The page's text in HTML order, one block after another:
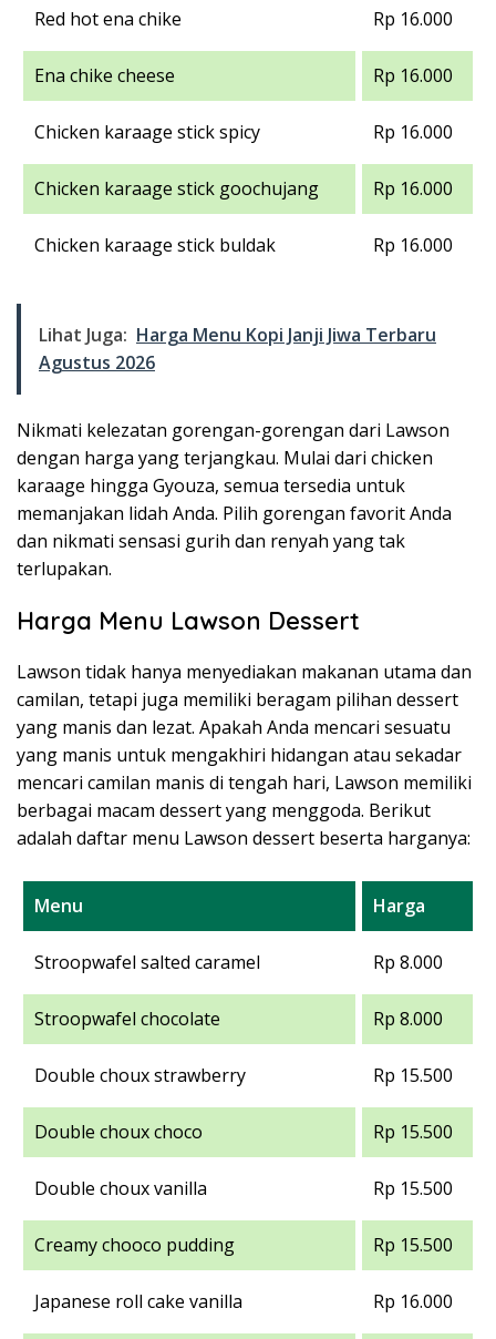
Red hot ena chike Rp 16.000
Ena chike cheese Rp 16.000
Chicken karaage stick spicy Rp 16.000
Chicken karaage stick goochujang Rp 16.000
Chicken karaage stick buldak Rp 16.000
Lihat Juga: Harga Menu Kopi Janji Jiwa Terbaru
Agustus 2026
Nikmati kelezatan gorengan-gorengan dari Lawson
dengan harga yang terjangkau. Mulai dari chicken
karaage hingga Gyouza, semua tersedia untuk
memanjakan lidah Anda. Pilih gorengan favorit Anda
dan nikmati sensasi gurih dan renyah yang tak
terlupakan.
Harga Menu Lawson Dessert
Lawson tidak hanya menyediakan makanan utama dan
camilan, tetapi juga memiliki beragam pilihan dessert
yang manis dan lezat. Apakah Anda mencari sesuatu
yang manis untuk mengakhiri hidangan atau sekadar
mencari camilan manis di tengah hari, Lawson memiliki
berbagai macam dessert yang menggoda. Berikut
adalah daftar menu Lawson dessert beserta harganya:
Menu Harga
Stroopwafel salted caramel Rp 8.000
Stroopwafel chocolate Rp 8.000
Double choux strawberry Rp 15.500
Double choux choco Rp 15.500
Double choux vanilla Rp 15.500
Creamy chooco pudding Rp 15.500
Japanese roll cake vanilla Rp 16.000